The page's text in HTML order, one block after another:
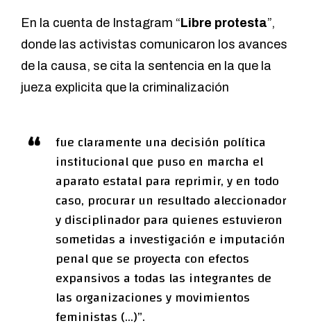
En la cuenta de Instagram “ Libre protesta”,
donde las activistas comunicaron los avances
de la causa, se cita la sentencia en la que la
jueza explicita que la criminalización
fue claramente una decisión política
institucional que puso en marcha el
aparato estatal para reprimir, y en todo
caso, procurar un resultado aleccionador
y disciplinador para quienes estuvieron
sometidas a investigación e imputación
penal que se proyecta con efectos
expansivos a todas las integrantes de
las organizaciones y movimientos
feministas (…)”.